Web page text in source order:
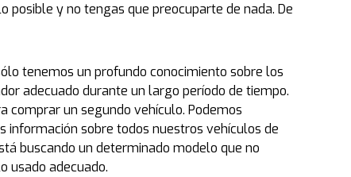
y no tengas que preocuparte de nada. De
tenemos un profundo conocimiento sobre los
adecuado durante un largo período de tiempo.
comprar un segundo vehículo. Podemos
información sobre todos nuestros vehículos de
buscando un determinado modelo que no
usado adecuado.